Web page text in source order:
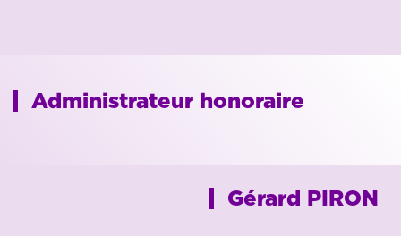
Administrateur honoraire
Gérard PIRON